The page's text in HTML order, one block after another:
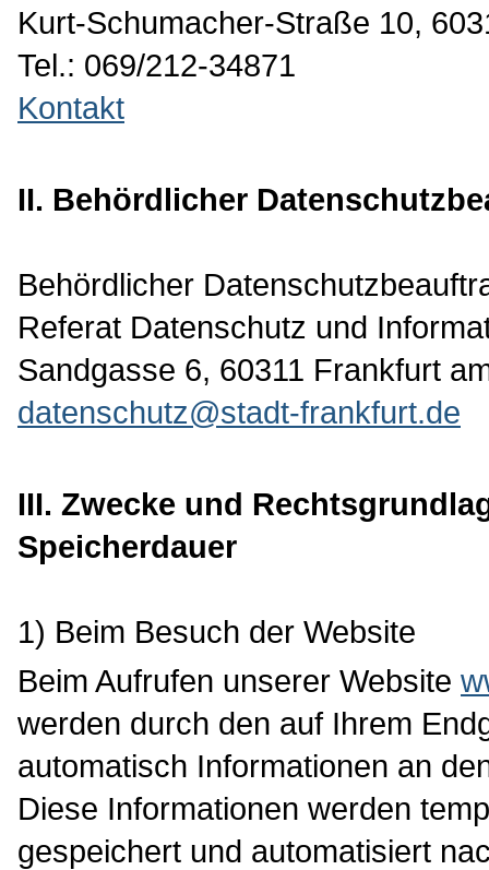
Kurt-Schumacher-Straße 10,
Tel.: 069/212-34871
Kontakt
II. Behördlicher
Behördlicher
Referat Datenschutz und
Sandgasse 6, 60311 Frankfurt
datenschutz@stadt-frankfurt.de
III. Zwecke und
Speicherdauer
1) Beim Besuch der Website
Beim Aufrufen unserer Website
werden durch den auf Ihrem
automatisch Informationen an
Diese Informationen werden
gespeichert und automatisiert